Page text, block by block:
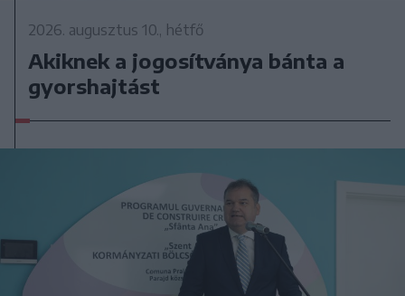
2026. augusztus 10., hétfő
Akiknek a jogosítványa bánta a
gyorshajtást